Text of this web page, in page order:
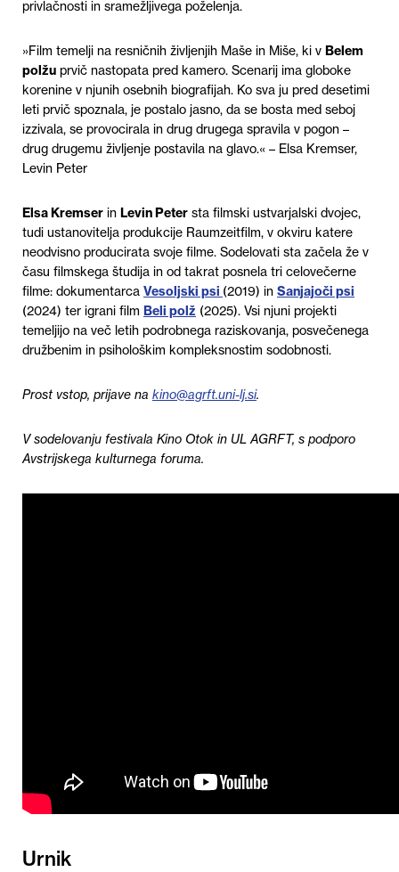
privlačnosti in sramežljivega poželenja.
»Film temelji na resničnih življenjih Maše in Miše, ki v Belem
polžu prvič nastopata pred kamero. Scenarij ima globoke
korenine v njunih osebnih biografijah. Ko sva ju pred desetimi
leti prvič spoznala, je postalo jasno, da se bosta med seboj
izzivala, se provocirala in drug drugega spravila v pogon –
drug drugemu življenje postavila na glavo.« – Elsa Kremser,
Levin Peter
Elsa Kremser in Levin Peter sta filmski ustvarjalski dvojec,
tudi ustanovitelja produkcije Raumzeitfilm, v okviru katere
neodvisno producirata svoje filme. Sodelovati sta začela že v
času filmskega študija in od takrat posnela tri celovečerne
filme: dokumentarca Vesoljski psi (2019) in Sanjajoči psi
(2024) ter igrani film Beli polž (2025). Vsi njuni projekti
temeljijo na več letih podrobnega raziskovanja, posvečenega
družbenim in psihološkim kompleksnostim sodobnosti.
Prost vstop, prijave na kino@agrft.uni-lj.si.
V sodelovanju festivala Kino Otok in UL AGRFT, s podporo
Avstrijskega kulturnega foruma.
Urnik